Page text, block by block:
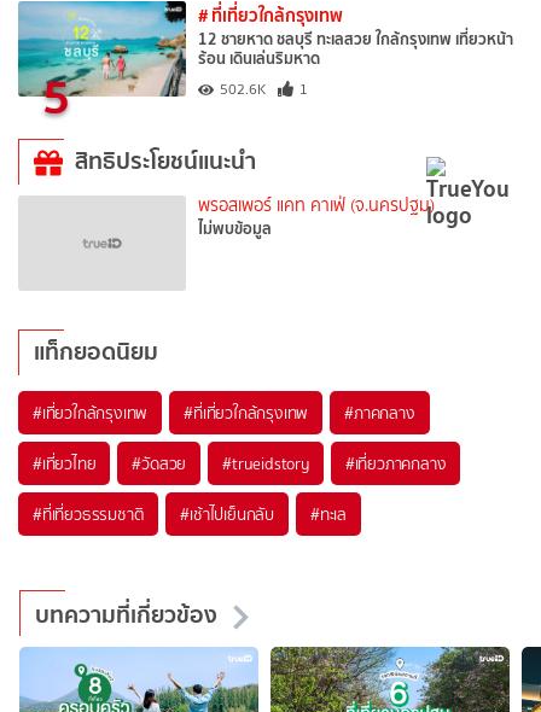
5
# ที่เที่ยวใกล้กรุงเทพ
12 ชายหาด ชลบุรี ทะเลสวย ใกล้กรุงเทพ เที่ยวหน้า
ร้อน เดินเล่นริมหาด
502.6K 1
สิทธิประโยชน์แนะนำ
พรอสเพอร์ แคท คาเฟ่ (จ.นครปฐม)
ไม่พบข้อมูล
แท็กยอดนิยม
#เที่ยวใกล้กรุงเทพ #ที่เที่ยวใกล้กรุงเทพ #ภาคกลาง
#เที่ยวไทย #วัดสวย #trueidstory #เที่ยวภาคกลาง
#ที่เที่ยวธรรมชาติ #เช้าไปเย็นกลับ #ทะเล
บทความที่เกี่ยวข้อง